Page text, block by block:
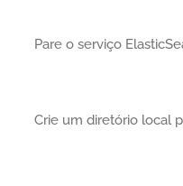
Pare o serviço
Crie um diretório local